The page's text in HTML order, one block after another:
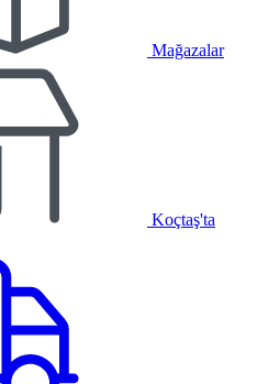
Mağazalar
Koçtaş'ta